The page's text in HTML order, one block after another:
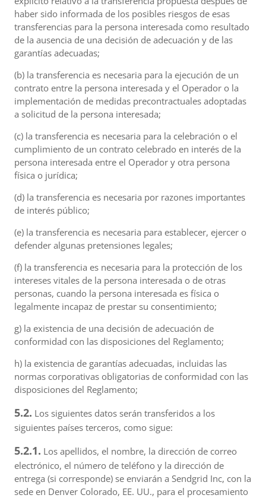
haber sido informada de los posibles riesgos de esas
transferencias para la persona interesada como resultado
de la ausencia de una decisión de adecuación y de las
garantías adecuadas;
(b) la transferencia es necesaria para la ejecución de un
contrato entre la persona interesada y el Operador o la
implementación de medidas precontractuales adoptadas
a solicitud de la persona interesada;
(c) la transferencia es necesaria para la celebración o el
cumplimiento de un contrato celebrado en interés de la
persona interesada entre el Operador y otra persona
física o jurídica;
(d) la transferencia es necesaria por razones importantes
de interés público;
(e) la transferencia es necesaria para establecer, ejercer o
defender algunas pretensiones legales;
(f) la transferencia es necesaria para la protección de los
intereses vitales de la persona interesada o de otras
personas, cuando la persona interesada es física o
legalmente incapaz de prestar su consentimiento;
g) la existencia de una decisión de adecuación de
conformidad con las disposiciones del Reglamento;
h) la existencia de garantías adecuadas, incluidas las
normas corporativas obligatorias de conformidad con las
disposiciones del Reglamento;
5.2. Los siguientes datos serán transferidos a los
siguientes países terceros, como sigue:
5.2.1. Los apellidos, el nombre, la dirección de correo
electrónico, el número de teléfono y la dirección de
entrega (si corresponde) se enviarán a Sendgrid Inc, con la
sede en Denver Colorado, EE. UU., para el procesamiento